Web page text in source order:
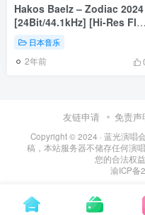
Hakos Baelz – Zodiac 2024
[24Bit/44.1kHz] [Hi-Res Flac
604MB]
日本音乐
2年前
友链申请 免责声
Copyright © 2024 · 蓝光演唱
稿，本站服务器不储存任何演
您的合法权
渝ICP备